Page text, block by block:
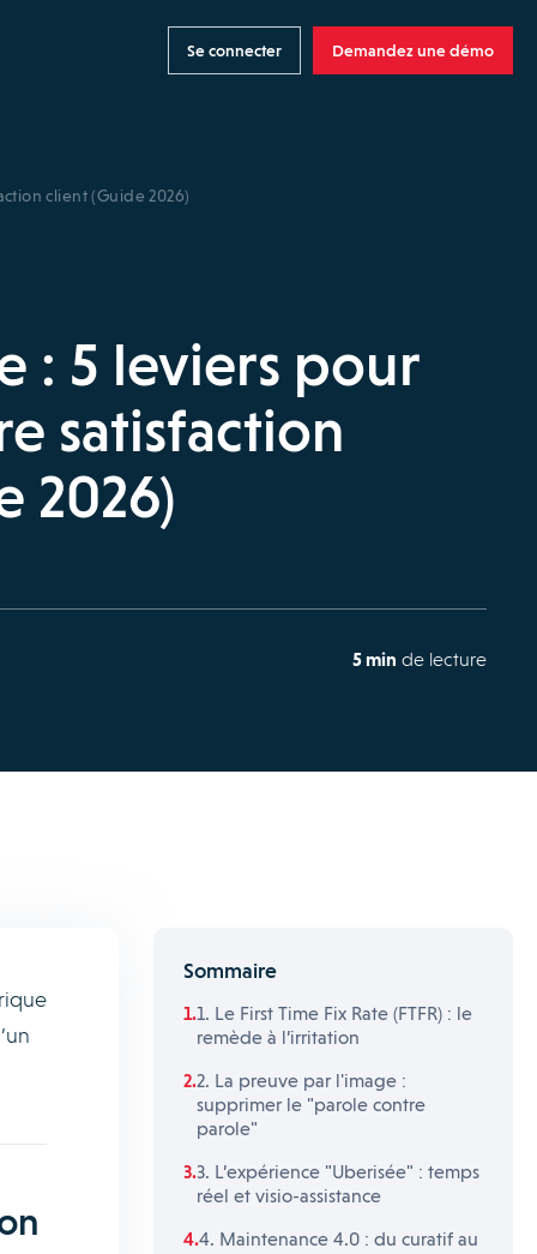
Se connecter Demandez une démo
client (Guide 2026)
: 5 leviers pour
satisfaction
2026)
5 min de lecture
Sommaire
1. Le First Time Fix Rate (FTFR) : le
remède à l’irritation
2. La preuve par l'image :
supprimer le "parole contre
parole"
3. L’expérience "Uberisée" : temps
réel et visio-assistance
4. Maintenance 4.0 : du curatif au